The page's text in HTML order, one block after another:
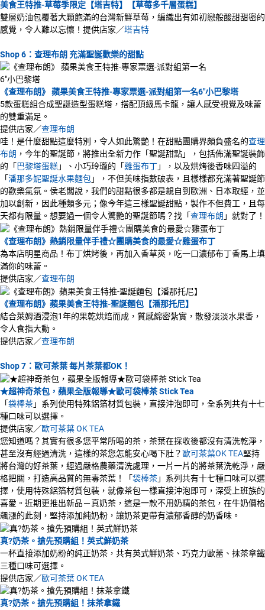
美食王特推-草莓季限定【塔吉特】【草莓多千層蛋糕】
雙層奶油包覆著大顆飽滿的台灣新鮮草莓，編織出有如初戀般酸甜甜密的
感覺，令人難以忘懷！提供店家／塔吉特
Shop 6：查理布朗 充滿聖誕歡樂的甜點
《查理布朗》 蘋果美食王特推-專家票選-派對組第一名6"小巴黎塔
5款蛋糕組合成聖誕造型蛋糕塔，搭配頂級馬卡龍，讓人感受視覺及味蕾
的雙重滿足。
提供店家／查理布朗
哇！是什麼甜點這麼特別，令人如此驚艷！在甜點團購界頗負盛名的查理
布朗 ，今年的聖誕節，將推出全新力作「聖誕甜點」，包括佈滿聖誕裝飾
的「 巴黎塔蛋糕」、小巧玲瓏的「雞蛋布丁」，以及烘烤後香味四溢的
「潘那多妮聖誕水果麵包」，不但美味指數破表，且樣樣都充滿著聖誕節
的歡樂氣氛。侯老闆說，我們的甜點很多都是親自到歐洲、日本取經，並
加以創新，因此種類多元；像今年這三樣聖誕甜點，製作不但費工，且每
天都有限量。想要過一個令人驚艷的聖誕節嗎？找「查理布朗 」就對了！
《查理布朗》熱銷限量伴手禮☆團購美食的最愛☆雞蛋布丁
為本店明星商品！布丁烘烤後，再加入香草莢，吃一口濃郁布丁香馬上填
滿你的味蕾。
提供店家／查理布朗
《查理布朗》蘋果美食王特推-聖誕麵包【潘那托尼】
結合萊姆酒浸泡1年的果乾烘焙而成，質感綿密紮實，散發淡淡水果香，
令人食指大動。
提供店家／查理布朗
Shop 7：歐可茶葉 每片茶葉都OK！
★超神奇茶包，蘋果全版報導★歐可袋棒茶 Stick Tea
「袋棒茶」系列使用特殊鋁箔材質包裝，直接沖泡即可，全系列共有十七
種口味可以選擇。
提供店家／歐可茶葉 OK TEA
您知道嗎？其實有很多您平常所喝的茶，茶葉在採收後都沒有清洗乾淨，
甚至沒有經過清洗，這樣的茶您怎能安心喝下肚？歐可茶葉OK TEA堅持
將台灣的好茶葉，經過嚴格農藥清洗處理，一片一片的將茶葉洗乾淨，嚴
格把關，打造高品質的無毒茶葉！「袋棒茶」系列共有十七種口味可以選
擇，使用特殊鋁箔材質包裝，就像茶包一樣直接沖泡即可，深受上班族的
喜愛。近期更推出新品－真奶茶，這是一款不用奶精的茶包，在牛奶價格
飆漲的此刻，堅持添加純奶粉，讓奶茶更帶有濃郁香醇的奶香味。
真?奶茶。搶先預購組！英式鮮奶茶
一杯直接添加奶粉的純正奶茶，共有英式鮮奶茶、巧克力歐蕾、抹茶拿鐵
三種口味可選擇。
提供店家／歐可茶葉 OK TEA
真?奶茶。搶先預購組！抹茶拿鐵